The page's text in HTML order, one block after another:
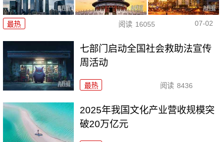
最热 阅读 16055 07-02
七部门启动全国社会救助法宣传
周活动
最热 阅读 8436
2025年我国文化产业营收规模突
破20万亿元